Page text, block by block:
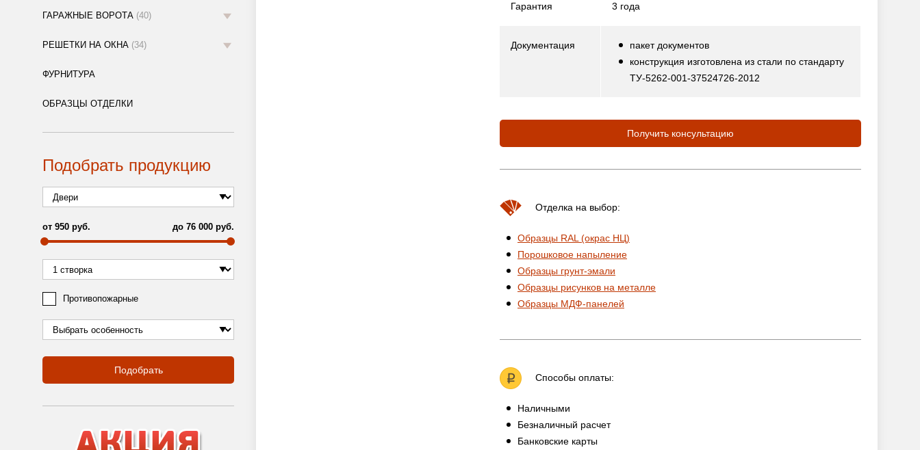
ГАРАЖНЫЕ ВОРОТА (40)
РЕШЕТКИ НА ОКНА (34)
ФУРНИТУРА
ОБРАЗЦЫ ОТДЕЛКИ
Подобрать продукцию
от 950 руб. до 76 000 руб.
Противопожарные
Подобрать
Гарантия 3 года
Документация
пакет документов
конструкция изготовлена из стали по стандарту
ТУ-5262-001-37524726-2012
Получить консультацию
Отделка на выбор:
Образцы RAL (окрас НЦ)
Порошковое напыление
Образцы грунт-эмали
Образцы рисунков на металле
Образцы МДФ-панелей
Способы оплаты:
Наличными
Безналичный расчет
Банковские карты